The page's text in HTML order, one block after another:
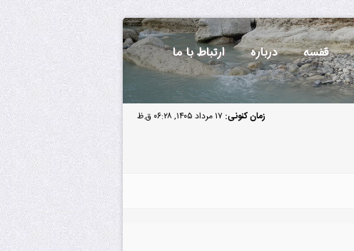
قفسه درباره ارتباط با ما
زمان کنونی: ۱۷ مرداد ۱۴۰۵, ۰۶:۲۸ ق.ظ